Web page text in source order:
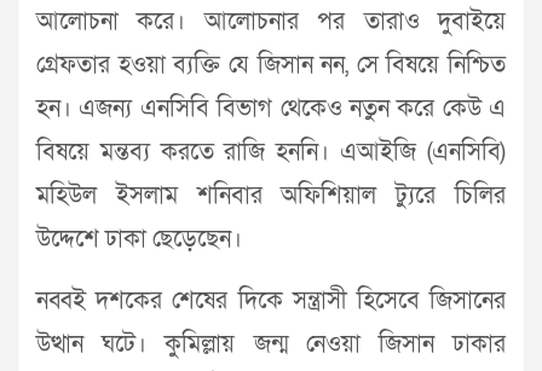
আলোচনা করে। আলোচনার পর তারাও দুবাইয়ে
গ্রেফতার হওয়া ব্যক্তি যে জিসান নন, সে বিষয়ে নিশ্চিত
হন। এজন্য এনসিবি বিভাগ থেকেও নতুন করে কেউ এ
বিষয়ে মন্তব্য করতে রাজি হননি। এআইজি (এনসিবি)
মহিউল ইসলাম শনিবার অফিশিয়াল ট্যুরে চিলির
উদ্দেশে ঢাকা ছেড়েছেন।
নব্বই দশকের শেষের দিকে সন্ত্রাসী হিসেবে জিসানের
উত্থান ঘটে। কুমিল্লায় জন্ম নেওয়া জিসান ঢাকার